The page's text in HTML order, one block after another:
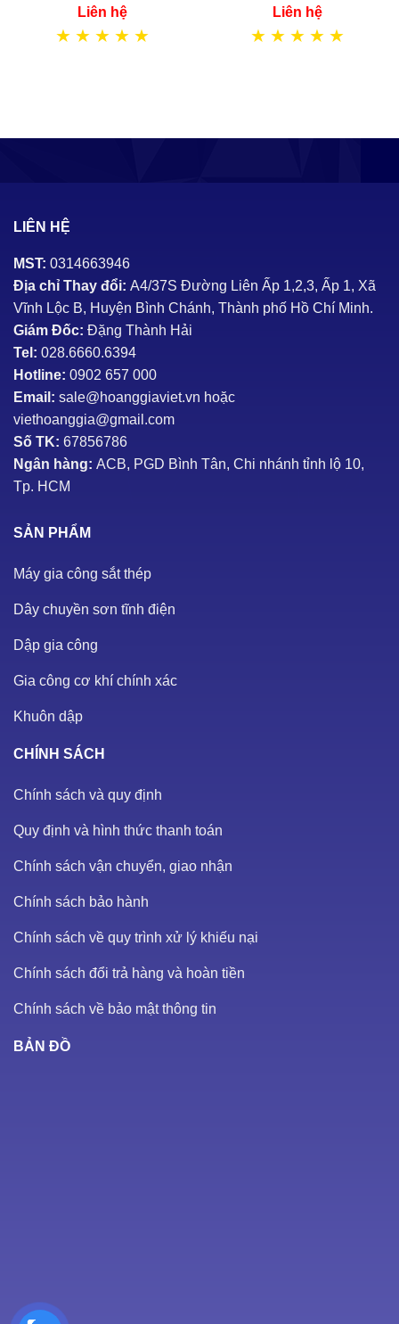
Liên hệ
★ ★ ★ ★ ★
Liên hệ
★ ★ ★ ★ ★
LIÊN HỆ
MST: 0314663946
Địa chỉ Thay đổi: A4/37S Đường Liên Ấp 1,2,3, Ấp 1, Xã
Vĩnh Lộc B, Huyện Bình Chánh, Thành phố Hồ Chí Minh.
Giám Đốc: Đặng Thành Hải
Tel: 028.6660.6394
Hotline: 0902 657 000
Email: sale@hoanggiaviet.vn hoặc
viethoanggia@gmail.com
Số TK: 67856786
Ngân hàng: ACB, PGD Bình Tân, Chi nhánh tỉnh lộ 10,
Tp. HCM
SẢN PHẨM
Máy gia công sắt thép
Dây chuyền sơn tĩnh điện
Dập gia công
Gia công cơ khí chính xác
Khuôn dập
CHÍNH SÁCH
Chính sách và quy định
Quy định và hình thức thanh toán
Chính sách vận chuyển, giao nhận
Chính sách bảo hành
Chính sách về quy trình xử lý khiếu nại
Chính sách đổi trả hàng và hoàn tiền
Chính sách về bảo mật thông tin
BẢN ĐỒ